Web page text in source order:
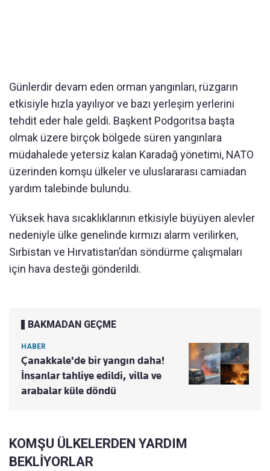
Günlerdir devam eden orman yangınları, rüzgarın
etkisiyle hızla yayılıyor ve bazı yerleşim yerlerini
tehdit eder hale geldi. Başkent Podgoritsa başta
olmak üzere birçok bölgede süren yangınlara
müdahalede yetersiz kalan Karadağ yönetimi, NATO
üzerinden komşu ülkeler ve uluslararası camiadan
yardım talebinde bulundu.
Yüksek hava sıcaklıklarının etkisiyle büyüyen alevler
nedeniyle ülke genelinde kırmızı alarm verilirken,
Sırbistan ve Hırvatistan’dan söndürme çalışmaları
için hava desteği gönderildi.
BAKMADAN GEÇME
HABER
Çanakkale'de bir yangın daha!
İnsanlar tahliye edildi, villa ve
arabalar küle döndü
KOMŞU ÜLKELERDEN YARDIM
BEKLİYORLAR